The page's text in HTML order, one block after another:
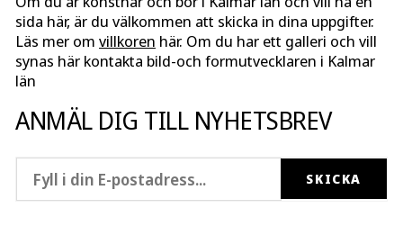
sida här, är du välkommen att skicka in dina uppgifter.
Läs mer om villkoren här. Om du har ett galleri och vill
synas här kontakta bild-och formutvecklaren i Kalmar
län
ANMÄL DIG TILL NYHETSBREV